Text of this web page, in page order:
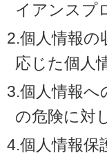
イアンスプ
2.個人情報の
応じた個人
3.個人情報へ
の危険に対
4.個人情報保